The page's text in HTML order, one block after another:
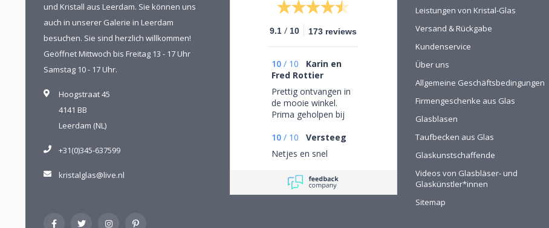
und Kristall aus Leerdam. Sie können uns
auch in unserer Galerie in Leerdam
besuchen. Sie sind herzlich willkommen!
Geöffnet Mittwoch bis Freitag 13 - 17 Uhr
Samstag 10 - 17 Uhr.
Hoogstraat 45
4141 BB
Leerdam (NL)
+31(0)345-637599
kristalglas@live.nl
9.1 / 10 173 reviews
10 / 10
Karin en
Fred Rottier
Prettig ontvangen in
de mooie winkel.
Prima geholpen bij
schitterend glaswerk
10 / 10
Versteeg
Netjes en snel
Leistungen von Kristal-Glas
Versand & Rückgabe
Kundenservice
Über uns
Allgemeine Geschäftsbedingungen
Firmengeschenke aus Glas
Glasblasen
Taufbecken aus Glas
Glaskunstschaffende
Videos von Glasbläser- und
Glaskünstler*innen
Sitemap